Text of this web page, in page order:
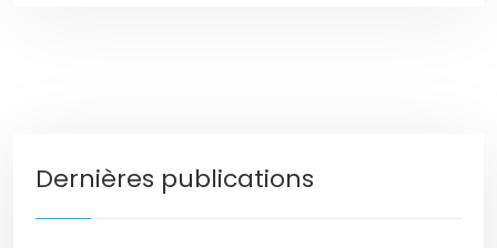
Dernières publications